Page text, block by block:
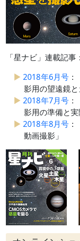
「星ナビ」連載記事：
2018年6月号
影用の望遠鏡と
2018年7月号
影用の準備と実
2018年8月号
動画撮影」